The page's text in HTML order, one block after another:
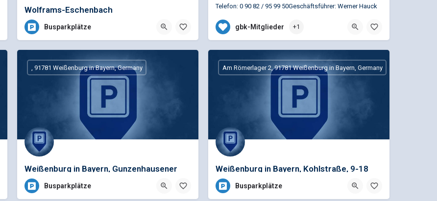
Wolframs-Eschenbach
Busparkplätze
Telefon: 0 90 82 / 95 99 50Geschäftsführer: Werner Hauck
0 90 82 / 95 99 50
Klaus-Blank-Straße 4, Westheim,
gbk-Mitglieder +1
Weißenburg in Bayern, Gunzenhausener
Straße
, 91781 Weißenburg in Bayern, Germany
Busparkplätze
Weißenburg in Bayern, Kohlstraße, 9-18
Uhr, 3Pl.
Am Römerlager 2, 91781 Weißenburg in Bayern, Germany
Busparkplätze